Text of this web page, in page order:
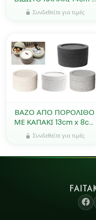
9cm 0503310
Συνδεθείτε για τιμές
ΒΑΖΟ ΑΠΟ ΠΟΡΟΛΙΘΟ
ΜΕ ΚΑΠΑΚΙ 13cm x 8cm
0515352
Συνδεθείτε για τιμές